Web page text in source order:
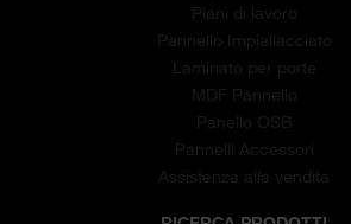
Piani di lavoro
Pannello Impiallacciato
Laminato per porte
MDF Pannello
Panello OSB
Pannelli Accessori
Assistenza alla vendita